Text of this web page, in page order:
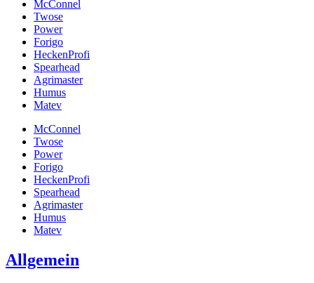
McConnel
Twose
Power
Forigo
HeckenProfi
Spearhead
Agrimaster
Humus
Matev
McConnel
Twose
Power
Forigo
HeckenProfi
Spearhead
Agrimaster
Humus
Matev
Allgemein